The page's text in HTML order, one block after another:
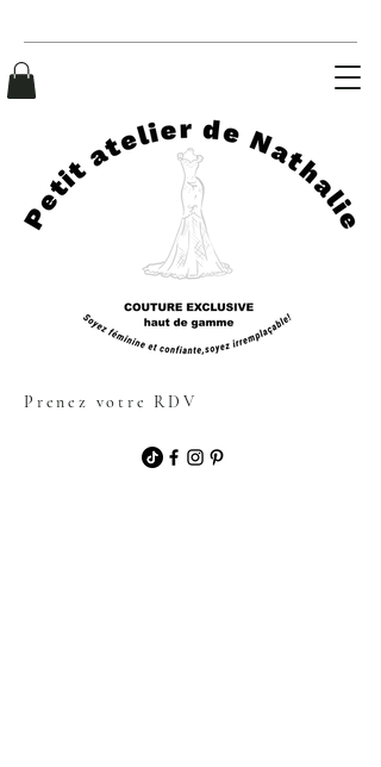
Prenez votre RDV